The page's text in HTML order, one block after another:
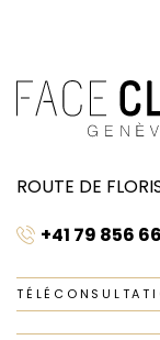
ROUTE DE
+41 79 856